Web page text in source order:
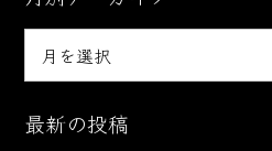
ー
最新の投稿